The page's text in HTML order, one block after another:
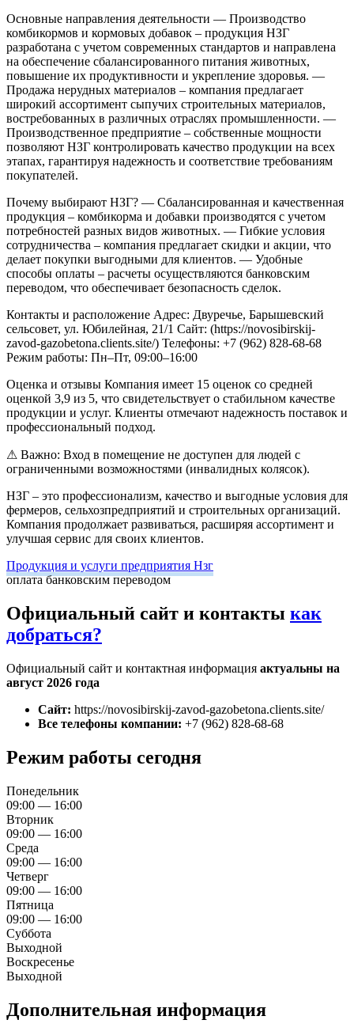
Основные направления деятельности — Производство
комбикормов и кормовых добавок – продукция НЗГ
разработана с учетом современных стандартов и направлена
на обеспечение сбалансированного питания животных,
повышение их продуктивности и укрепление здоровья. —
Продажа нерудных материалов – компания предлагает
широкий ассортимент сыпучих строительных материалов,
востребованных в различных отраслях промышленности. —
Производственное предприятие – собственные мощности
позволяют НЗГ контролировать качество продукции на всех
этапах, гарантируя надежность и соответствие требованиям
покупателей.
Почему выбирают НЗГ? — Сбалансированная и качественная
продукция – комбикорма и добавки производятся с учетом
потребностей разных видов животных. — Гибкие условия
сотрудничества – компания предлагает скидки и акции, что
делает покупки выгодными для клиентов. — Удобные
способы оплаты – расчеты осуществляются банковским
переводом, что обеспечивает безопасность сделок.
Контакты и расположение Адрес: Двуречье, Барышевский
сельсовет, ул. Юбилейная, 21/1 Сайт: (https://novosibirskij-
zavod-gazobetona.clients.site/) Телефоны: +7 (962) 828-68-68
Режим работы: Пн–Пт, 09:00–16:00
Оценка и отзывы Компания имеет 15 оценок со средней
оценкой 3,9 из 5, что свидетельствует о стабильном качестве
продукции и услуг. Клиенты отмечают надежность поставок и
профессиональный подход.
⚠ Важно: Вход в помещение не доступен для людей с
ограниченными возможностями (инвалидных колясок).
НЗГ – это профессионализм, качество и выгодные условия для
фермеров, сельхозпредприятий и строительных организаций.
Компания продолжает развиваться, расширяя ассортимент и
улучшая сервис для своих клиентов.
Продукция и услуги предприятия Нзг
оплата банковским переводом
Официальный сайт и контакты как
добраться?
Официальный сайт и контактная информация актуальны на
август 2026 года
Сайт: https://novosibirskij-zavod-gazobetona.clients.site/
Все телефоны компании: +7 (962) 828-68-68
Режим работы сегодня
Понедельник
09:00 — 16:00
Вторник
09:00 — 16:00
Среда
09:00 — 16:00
Четверг
09:00 — 16:00
Пятница
09:00 — 16:00
Суббота
Выходной
Воскресенье
Выходной
Дополнительная информация